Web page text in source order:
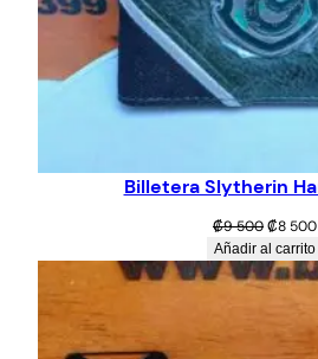
Billetera Slytherin
₡9 500El
precio
original
era:
₡9
500.
₡8 500El
Añadir al carrito